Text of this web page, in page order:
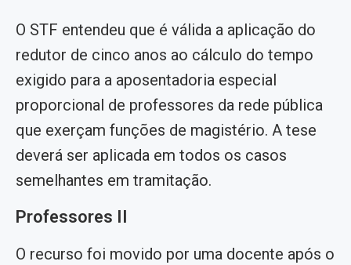
O STF entendeu que é válida a aplicação do
redutor de cinco anos ao cálculo do tempo
exigido para a aposentadoria especial
proporcional de professores da rede pública
que exerçam funções de magistério. A tese
deverá ser aplicada em todos os casos
semelhantes em tramitação.
Professores II
O recurso foi movido por uma docente após o